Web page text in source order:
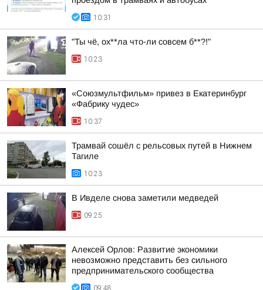
10:31
"Ты чё, ох**ла что-ли совсем б**?!"
10:23
«Союзмультфильм» привез в Екатеринбург
«Фабрику чудес»
10:37
Трамвай сошёл с рельсовых путей в Нижнем
Тагиле
10:23
В Ивделе снова заметили медведей
09:25
Алексей Орлов: Развитие экономики
невозможно представить без сильного
предпринимательского сообщества
09:48